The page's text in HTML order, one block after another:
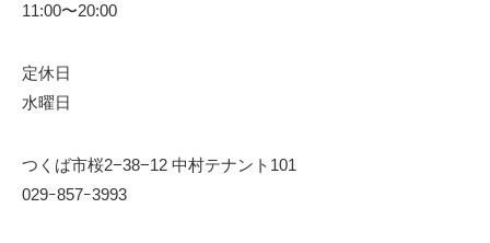
11:00〜20:00
定休日
水曜日
つくば市桜2−38−12 中村テナント101
029ｰ857ｰ3993